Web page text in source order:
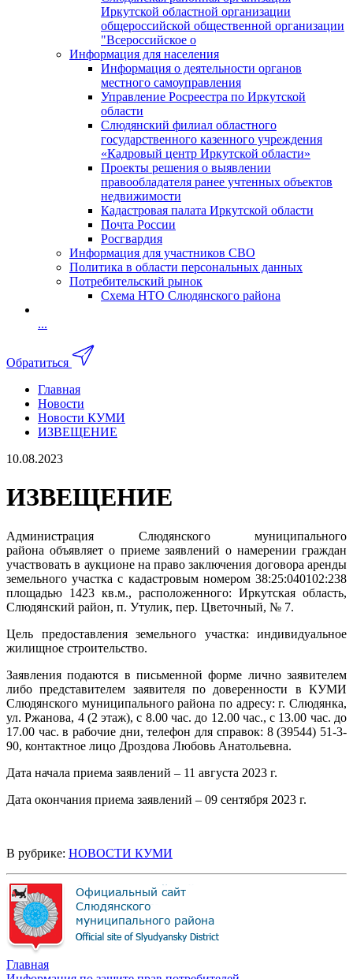
Иркутской областной организации
общероссийской общественной организации
"Всероссийское о
Информация для населения
Информация о деятельности органов
местного самоуправления
Управление Росреестра по Иркутской
области
Слюдянский филиал областного
государственного казенного учреждения
«Кадровый центр Иркутской области»
Проекты решения о выявлении
правообладателя ранее учтенных объектов
недвижимости
Кадастровая палата Иркутской области
Почта России
Росгвардия
Информация для участников СВО
Политика в области персональных данных
Потребительский рынок
Схема НТО Слюдянского района
...
Обратиться
Главная
Новости
Новости КУМИ
ИЗВЕЩЕНИЕ
10.08.2023
ИЗВЕЩЕНИЕ
Администрация Слюдянского муниципального
района объявляет о приеме заявлений о намерении граждан
участвовать в аукционе на право заключения договора аренды
земельного участка с кадастровым номером 38:25:040102:238
площадью 1423 кв.м., расположенного: Иркутская область,
Слюдянский район, п. Утулик, пер. Цветочный, № 7.
Цель предоставления земельного участка: индивидуальное
жилищное строительство.
Заявления подаются в письменной форме лично заявителем
либо представителем заявителя по доверенности в КУМИ
Слюдянского муниципального района по адресу: г. Слюдянка,
ул. Ржанова, 4 (2 этаж), с 8.00 час. до 12.00 час., с 13.00 час. до
17.00 час. в рабочие дни, телефон для справок: 8 (39544) 51-3-
90, контактное лицо Дроздова Любовь Анатольевна.
Дата начала приема заявлений – 11 августа 2023 г.
Дата окончания приема заявлений – 09 сентября 2023 г.
В рубрике: НОВОСТИ КУМИ
Главная